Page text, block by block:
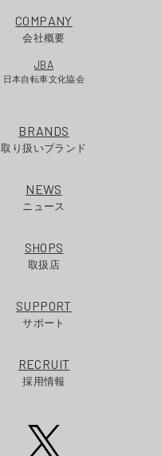
COMPANY
会社概要
JBA
日本自転車文化協会
BRANDS
取り扱いブランド
NEWS
ニュース
SHOPS
取扱店
SUPPORT
サポート
RECRUIT
採用情報